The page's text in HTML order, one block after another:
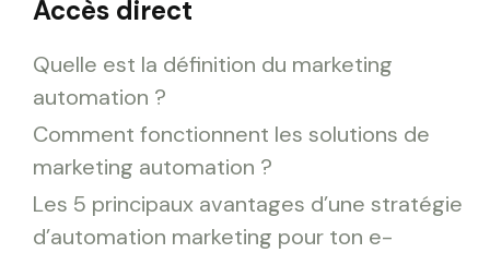
Accès direct
Quelle est la définition du marketing
automation ?
Comment fonctionnent les solutions de
marketing automation ?
Les 5 principaux avantages d’une stratégie
d’automation marketing pour ton e-